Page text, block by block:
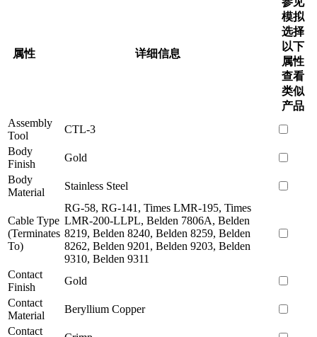
属性 详细信息
模拟
选择
以下
属性
查看
类似
产品
Assembly
Tool
CTL-3
Body
Finish
Gold
Body
Material
Stainless Steel
Cable Type
(Terminates
To)
RG-58, RG-141, Times LMR-195, Times
LMR-200-LLPL, Belden 7806A, Belden
8219, Belden 8240, Belden 8259, Belden
8262, Belden 9201, Belden 9203, Belden
9310, Belden 9311
Contact
Finish
Gold
Contact
Material
Beryllium Copper
Contact